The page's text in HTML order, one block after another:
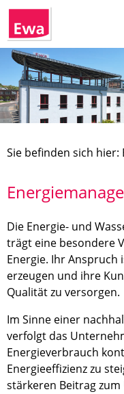
Sie befinden sich
Die Energie- und
trägt eine besondere
Energie. Ihr Anspruch
erzeugen und ihre
Qualität zu versorgen.
Im Sinne einer
verfolgt das
Energieverbrauch
Energieeffizienz zu
stärkeren Beitrag